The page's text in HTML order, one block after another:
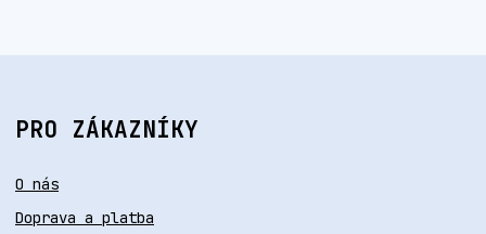
PRO ZÁKAZNÍKY
O nás
Doprava a platba